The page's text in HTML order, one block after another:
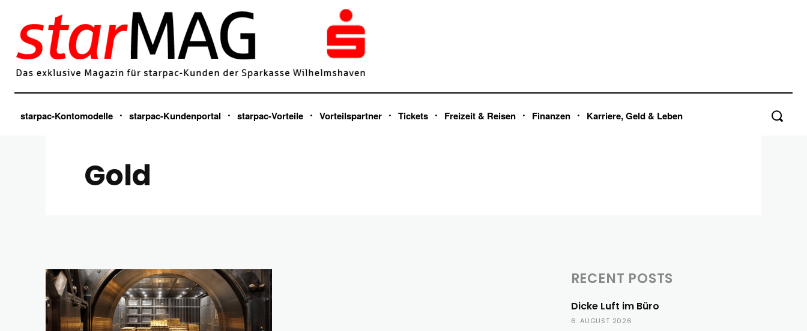
starpac-Kontomodelle starpac-Kundenportal starpac-Vorteile Vorteilspartner Tickets Freizeit & Reisen Finanzen Karriere, Geld & Leben
Gold
RECENT POSTS
Dicke Luft im Büro
6. AUGUST 2026